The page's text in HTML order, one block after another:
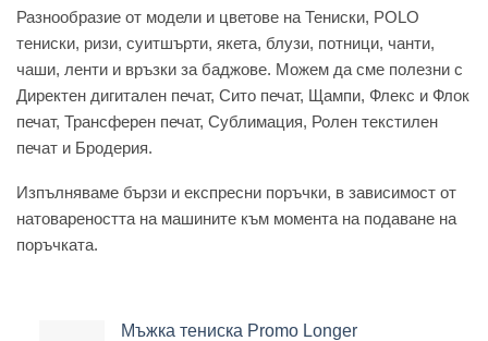
Разнообразие от модели и цветове на Тениски, POLO
тениски, ризи, суитшърти, якета, блузи, потници, чанти,
чаши, ленти и връзки за баджове. Можем да сме полезни с
Директен дигитален печат, Сито печат, Щампи, Флекс и Флок
печат, Трансферен печат, Сублимация, Ролен текстилен
печат и Бродерия.
Изпълняваме бързи и експресни поръчки, в зависимост от
натовареността на машините към момента на подаване на
поръчката.
Мъжка тениска Promo Longer